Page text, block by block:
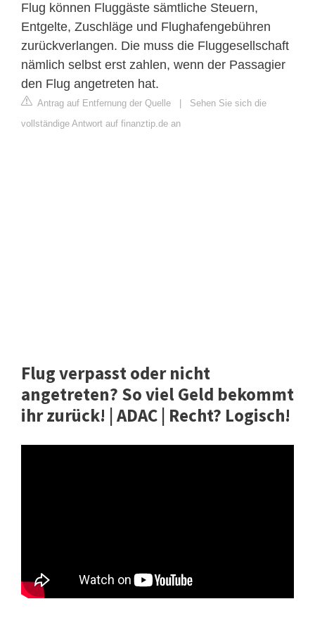
Flug können Fluggäste sämtliche Steuern,
Entgelte, Zuschläge und Flughafengebühren
zurückverlangen. Die muss die Fluggesellschaft
nämlich selbst erst zahlen, wenn der Passagier
den Flug angetreten hat.
Antrag auf Entfernung der Quelle
Sehen Sie sich die
vollständige Antwort auf finanztip.de an
Flug verpasst oder nicht
angetreten? So viel Geld bekommt
ihr zurück! | ADAC | Recht? Logisch!